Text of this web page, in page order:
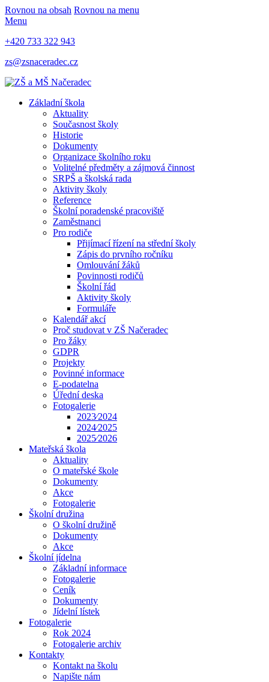
Rovnou na obsah Rovnou na menu
Menu
+420 733 322 943
zs@zsnaceradec.cz
Základní škola
Aktuality
Současnost školy
Historie
Dokumenty
Organizace školního roku
Volitelné předměty a zájmová činnost
SRPŠ a školská rada
Aktivity školy
Reference
Školní poradenské pracoviště
Zaměstnanci
Pro rodiče
Přijímací řízení na střední školy
Zápis do prvního ročníku
Omlouvání žáků
Povinnosti rodičů
Školní řád
Aktivity školy
Formuláře
Kalendář akcí
Proč studovat v ZŠ Načeradec
Pro žáky
GDPR
Projekty
Povinné informace
E-podatelna
Úřední deska
Fotogalerie
2023⁄2024
2024⁄2025
2025⁄2026
Mateřská škola
Aktuality
O mateřské škole
Dokumenty
Akce
Fotogalerie
Školní družina
O školní družině
Dokumenty
Akce
Školní jídelna
Základní informace
Fotogalerie
Ceník
Dokumenty
Jídelní lístek
Fotogalerie
Rok 2024
Fotogalerie archiv
Kontakty
Kontakt na školu
Napište nám